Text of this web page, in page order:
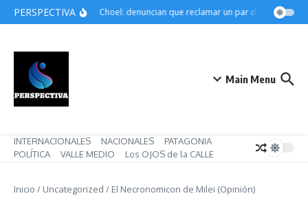
Saltar al contenido
PERSPECTIVAChoele Choel: denuncian que reclamar un par de botines
Main Menu
INTERNACIONALES NACIONALES
PATAGONIA
POLÍTICA
VALLE MEDIO Los OJOS de la CALLE
Inicio / Uncategorized / El Necronomicon de Milei (Opinión)